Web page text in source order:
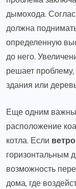
дымохода.
должна
определенную
до него.
решает
здания или
Еще одним
расположение
котла. Если
горизонтальным
возможность
дома, где